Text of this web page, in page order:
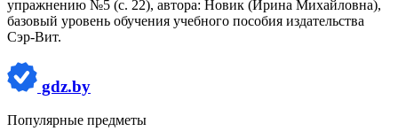
упражнению №5 (с. 22), автора: Новик (Ирина Михайловна),
базовый уровень обучения учебного пособия издательства
Сэр-Вит.
gdz.by
Популярные предметы